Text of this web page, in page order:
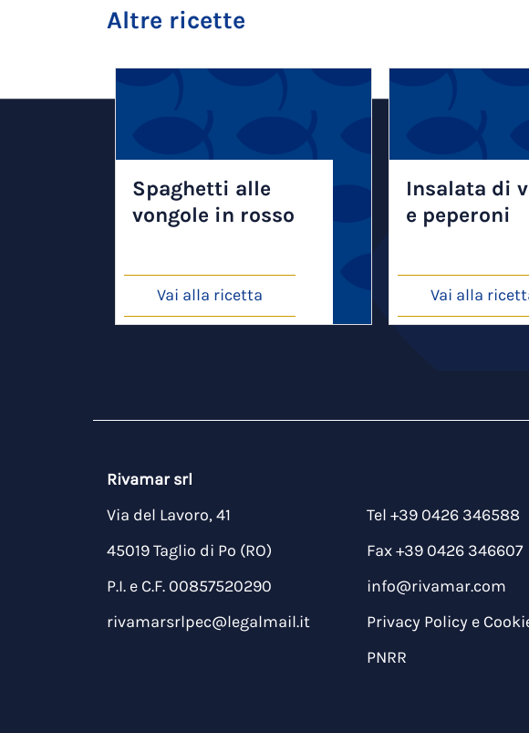
Altre ricette
Spaghetti alle
vongole in rosso
Vai alla ricetta
Insalata di
e peperoni
Vai alla
Rivamar srl
Via del Lavoro, 41
45019 Taglio di Po (RO)
P.I. e C.F. 00857520290
rivamarsrlpec@legalmail.it
Tel +39 0426 346588
Fax +39 0426 346607
info@rivamar.com
Privacy Policy e
PNRR